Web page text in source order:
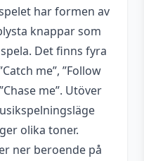
har formen av
knappar som
Det finns fyra
me”, ”Follow
me”. Utöver
olika toner.
ner beroende på